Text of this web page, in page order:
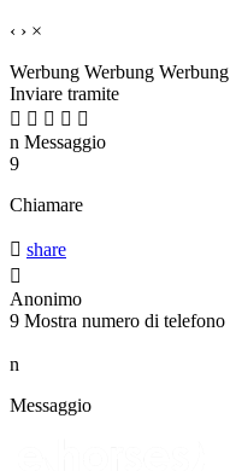
‹ › ×
Werbung Werbung Werbung
Inviare tramite
    
n Messaggio
9
Chiamare
 share

Anonimo
9 Mostra numero di telefono
n
Messaggio